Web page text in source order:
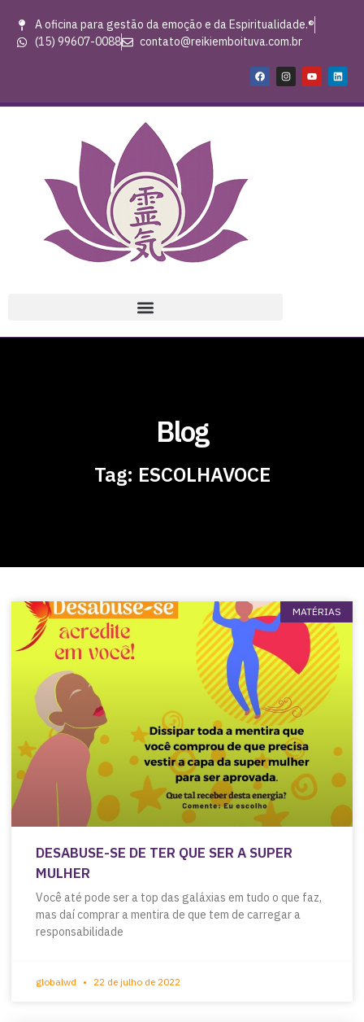
A oficina para gestão da emoção e da Espiritualidade.®
(15) 99607-0088
contato@reikiemboituva.com.br
Blog
Tag: ESCOLHAVOCE
MATÉRIAS
DESABUSE-SE DE TER QUE SER A SUPER
MULHER
Você até pode ser a top das galáxias em tudo o que faz,
mas daí comprar a mentira de que tem de carregar a
responsabilidade
globalwd 22 de julho de 2022